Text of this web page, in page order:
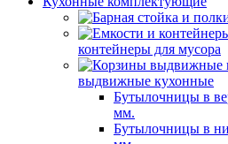
контейнеры для мусора
выдвижные кухонные
Бутылочницы в
мм.
Бутылочницы в